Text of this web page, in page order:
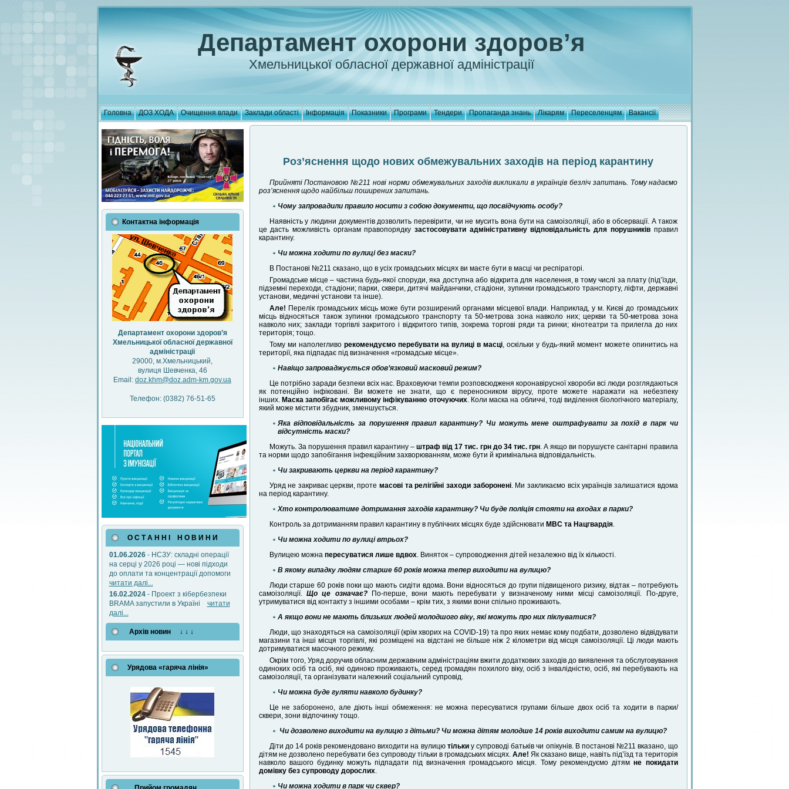
Департамент охорони здоров’я
Хмельницької обласної державної адміністрації
Головна ДОЗ ХОДА Очищення влади Заклади області Інформація Показники Програми Тендери Пропаганда знань Лікарям Переселенцям Вакансії
Контактна інформація
Департамент охорони здоров’я
Хмельницької обласної державної
адміністрації
29000, м.Хмельницький,
вулиця Шевченка, 46
Email: doz.khm@doz.adm-km.gov.ua
Телефон: (0382) 76-51-65
О С Т А Н Н І Н О В И Н И
01.06.2026- НСЗУ: складні операції
на серці у 2026 році — нові підходи
до оплати та концентрації допомоги
читати далі...
16.02.2024- Проект з кібербезпеки
BRAMA запустили в Україні читати
далі...
Архів новин ↓ ↓ ↓
Урядова «гаряча лінія»
Роз’яснення щодо нових обмежувальних заходів на період карантину
Прийняті Постановою №211 нові норми обмежувальних заходів викликали в українців безліч запитань. Тому надаємо
роз’яснення щодо найбільш поширених запитань.
Чому запровадили правило носити з собою документи, що посвідчують особу?
Наявність у людини документів дозволить перевірити, чи не мусить вона бути на самоізоляції, або в обсервації. А також
це дасть можливість органам правопорядку застосовувати адміністративну відповідальність для порушниківправил
карантину.
Чи можна ходити по вулиці без маски?
В Постанові №211 сказано, що в усіх громадських місцях ви маєте бути в масці чи респіраторі.
Громадське місце – частина будь-якої споруди, яка доступна або відкрита для населення, в тому числі за плату (під’їзди,
підземні переходи, стадіони; парки, сквери, дитячі майданчики, стадіони, зупинки громадського транспорту, ліфти, державні
установи, медичні установи та інше).
Але! Перелік громадських місць може бути розширений органами місцевої влади. Наприклад, у м. Києві до громадських
місць відносяться також зупинки громадського транспорту та 50-метрова зона навколо них; церкви та 50-метрова зона
навколо них; заклади торгівлі закритого і відкритого типів, зокрема торгові ряди та ринки; кінотеатри та прилегла до них
територія; тощо.
Тому ми наполегливо рекомендуємо перебувати на вулиці в масці, оскільки у будь-який момент можете опинитись на
території, яка підпадає під визначення «громадське місце».
Навіщо запроваджується обов’язковий масковий режим?
Це потрібно заради безпеки всіх нас. Враховуючи темпи розповсюдженя коронавірусної хвороби всі люди розглядаються
як потенційно інфіковані. Ви можете не знати, що є переносником вірусу, проте можете наражати на небезпеку
інших. Маска запобігає можливому інфікуванню оточуючих. Коли маска на обличчі, тоді виділення біологічного матеріалу,
який може містити збудник, зменшується.
Яка відповідальність за порушення правил карантину? Чи можуть мене оштрафувати за похід в парк чи
відсутність маски?
Можуть. За порушення правил карантину –штраф від 17 тис. грн до 34 тис. грн. А якщо ви порушуєте санітарні правила
та норми щодо запобігання інфекційним захворюванням, може бути й кримінальна відповідальність.
Чи закривають церкви на період карантину?
Уряд не закриває церкви, проте масові та релігійні заходи заборонені. Ми закликаємо всіх українців залишатися вдома
на період карантину.
Хто контролюватиме дотримання заходів карантину? Чи буде поліція стояти на входах в парки?
Контроль за дотриманням правил карантину в публічних місцях буде здійснювати МВС та Нацгвардія.
Чи можна ходити по вулиці втрьох?
Вулицею можна пересуватися лише вдвох. Виняток – супроводження дітей незалежно від їх кількості.
В якому випадку людям старше 60 років можна тепер виходити на вулицю?
Люди старше 60 років поки що мають сидіти вдома. Вони відносяться до групи підвищеного ризику, відтак – потребують
самоізоляції. Що це означає?По-перше, вони мають перебувати у визначеному ними місці самоізоляції. По-друге,
утримуватися від контакту з іншими особами – крім тих, з якими вони спільно проживають.
А якщо вони не мають близьких людей молодшого віку, які можуть про них піклуватися?
Люди, що знаходяться на самоізоляції (крім хворих на COVID-19) та про яких немає кому подбати, дозволено відвідувати
магазини та інші місця торгівлі, які розміщені на відстані не більше ніж 2 кілометри від місця самоізоляції. Ці люди мають
дотримуватися масочного режиму.
Окрім того, Уряд доручив обласним державним адміністраціям вжити додаткових заходів до виявлення та обслуговування
одиноких осіб та осіб, які одиноко проживають, серед громадян похилого віку, осіб з інвалідністю, осіб, які перебувають на
самоізоляції, та організувати належний соціальний супровід.
Чи можна буде гуляти навколо будинку?
Це не заборонено, але діють інші обмеження: не можна пересуватися групами більше двох осіб та ходити в парки/
сквери, зони відпочинку тощо.
Чи дозволено виходити на вулицю з дітьми? Чи можна дітям молодше 14 років виходити самим на вулицю?
Діти до 14 років рекомендовано виходити на вулицю тількиу супроводі батьків чи опікунів. В постанові №211 вказано, що
дітям не дозволено перебувати без супроводу тільки в громадських місцях. Але! Як сказано вище, навіть під’їзд та територія
навколо вашого будинку можуть підпадати під визначення громадського місця. Тому рекомендуємо дітямне покидати
домівку без супроводу дорослих.
Чи можна ходити в парк чи сквер?